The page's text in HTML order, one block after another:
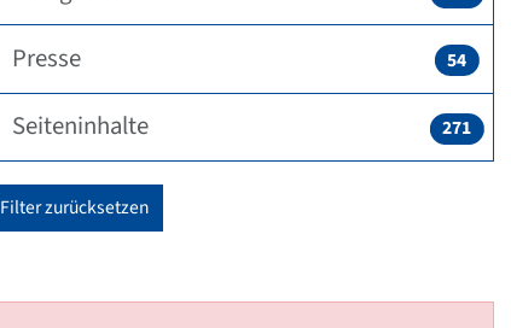
Presse 54
Seiteninhalte 271
Filter zurücksetzen